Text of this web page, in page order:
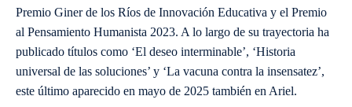
Premio Giner de los Ríos de Innovación Educativa y el Premio
al Pensamiento Humanista 2023. A lo largo de su trayectoria ha
publicado títulos como ‘El deseo interminable’, ‘Historia
universal de las soluciones’ y ‘La vacuna contra la insensatez’,
este último aparecido en mayo de 2025 también en Ariel.